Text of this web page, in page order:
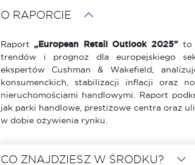
O RAPORCIE
Raport „European Retail Outlook 2025” to
trendów i prognoz dla europejskiego
ekspertów Cushman & Wakefield,
konsumenckich, stabilizacji inflacji oraz
nieruchomościami handlowymi. Raport
jak parki handlowe, prestiżowe centra oraz
w dobie ożywienia rynku.
CO ZNAJDZIESZ W ŚRODKU?